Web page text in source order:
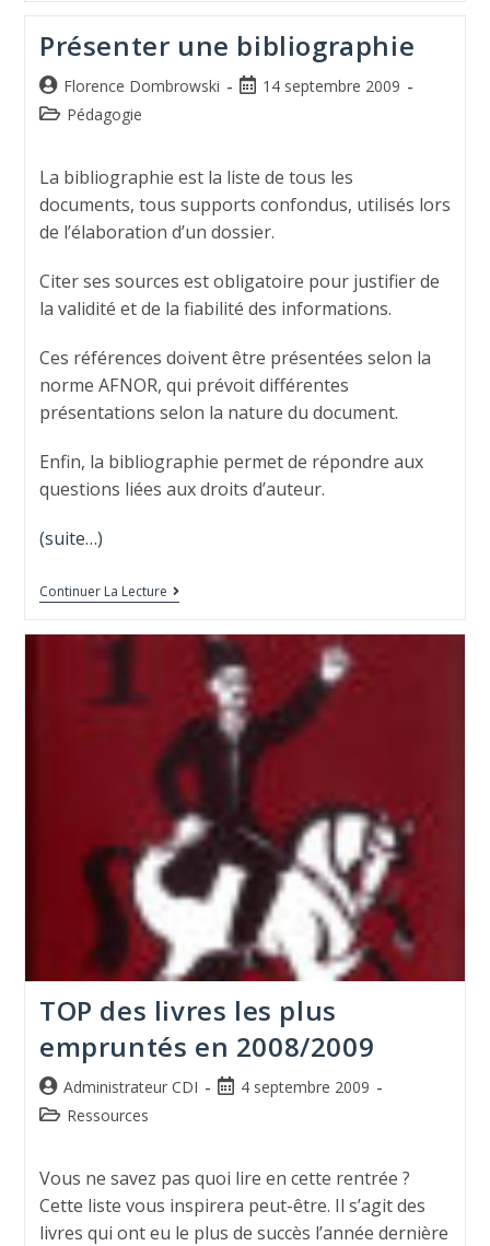
Présenter une bibliographie
Florence Dombrowski
14 septembre 2009
Pédagogie
La bibliographie est la liste de tous les
documents, tous supports confondus, utilisés lors
de l’élaboration d’un dossier.
Citer ses sources est obligatoire pour justifier de
la validité et de la fiabilité des informations.
Ces références doivent être présentées selon la
norme AFNOR, qui prévoit différentes
présentations selon la nature du document.
Enfin, la bibliographie permet de répondre aux
questions liées aux droits d’auteur.
(suite…)
Continuer La Lecture
TOP des livres les plus
empruntés en 2008/2009
Administrateur CDI
4 septembre 2009
Ressources
Vous ne savez pas quoi lire en cette rentrée ?
Cette liste vous inspirera peut-être. Il s’agit des
livres qui ont eu le plus de succès l’année dernière